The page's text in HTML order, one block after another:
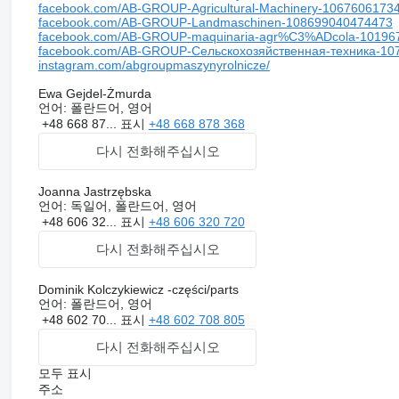
facebook.com/AB-GROUP-Agricultural-Machinery-
facebook.com/AB-GROUP-Landmaschinen-108699040474473
facebook.com/AB-GROUP-maquinaria-agr%C3%ADcola-
facebook.com/AB-GROUP-Сельскохозяйственная-техника-
instagram.com/abgroupmaszynyrolnicze/
Ewa Gejdel-Żmurda
언어: 폴란드어, 영어
+48 668 87... 표시 +48 668 878 368
다시 전화해주십시오
Joanna Jastrzębska
언어: 독일어, 폴란드어, 영어
+48 606 32... 표시 +48 606 320 720
다시 전화해주십시오
Dominik Kolczykiewicz -części/parts
언어: 폴란드어, 영어
+48 602 70... 표시 +48 602 708 805
다시 전화해주십시오
모두 표시
주소